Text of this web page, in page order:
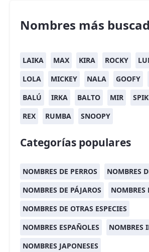
Nombres más
LAIKA MAX KIRA ROCKY
LOLA
MICKEY NALA GOOFY
BALÚ
IRKA BALTO MIR
REX
RUMBA SNOOPY
Categorías populares
NOMBRES DE PERROS
NOMBRES
NOMBRES DE PÁJAROS
NOMBRES
NOMBRES DE OTRAS ESPECIES
NOMBRES ESPAÑOLES
NOMBRES
NOMBRES JAPONESES